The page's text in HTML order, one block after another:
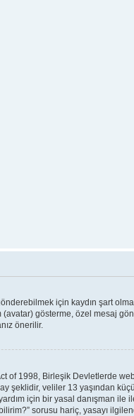
için kaydın şart
gösterme, özel mesaj
önerilir.
of 1998, Birleşik Devletlerde
şeklidir, veliler 13 yaşından
için bir yasal danışman
sorusu hariç, yasayı